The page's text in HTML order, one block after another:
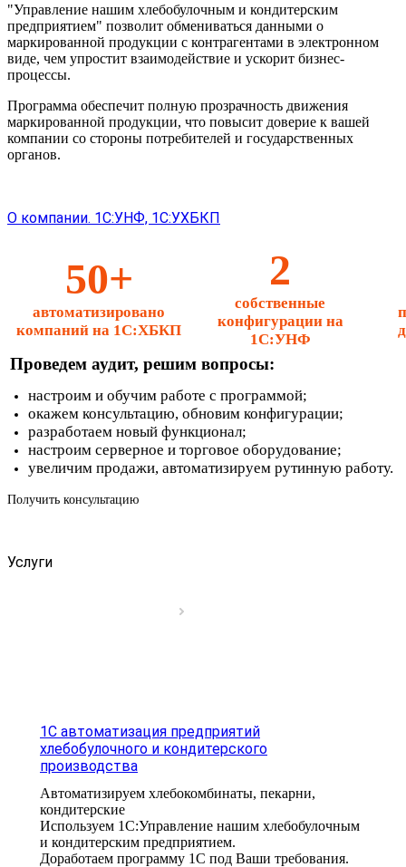
"Управление нашим хлебобулочным и кондитерским
предприятием" позволит обмениваться данными о
маркированной продукции с контрагентами в электронном
виде, чем упростит взаимодействие и ускорит бизнес-
процессы.
Программа обеспечит полную прозрачность движения
маркированной продукции, что повысит доверие к вашей
компании со стороны потребителей и государственных
органов.
О компании. 1С:УНФ, 1С:УХБКП
50+
автоматизировано
компаний на 1С:ХБКП
2
собственные
конфигурации на
1С:УНФ
Проведем аудит, решим вопросы:
настроим и обучим работе с программой;
окажем консультацию, обновим конфигурации;
разработаем новый функционал;
настроим серверное и торговое оборудование;
увеличим продажи, автоматизируем рутинную работу.
Получить консультацию
Услуги
1С автоматизация предприятий
хлебобулочного и кондитерского
производства
Автоматизируем хлебокомбинаты, пекарни,
кондитерские
Используем 1С:Управление нашим хлебобулочным
и кондитерским предприятием.
Доработаем программу 1С под Ваши требования.